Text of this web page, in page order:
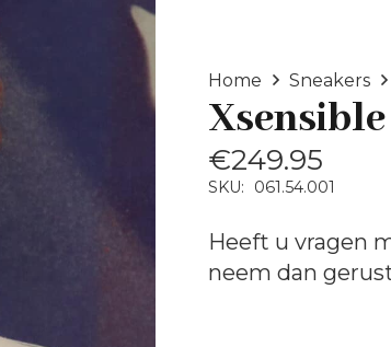
Home Sneakers
Xsensible
€249.95
SKU: 061.54.001
Heeft u vragen
neem dan